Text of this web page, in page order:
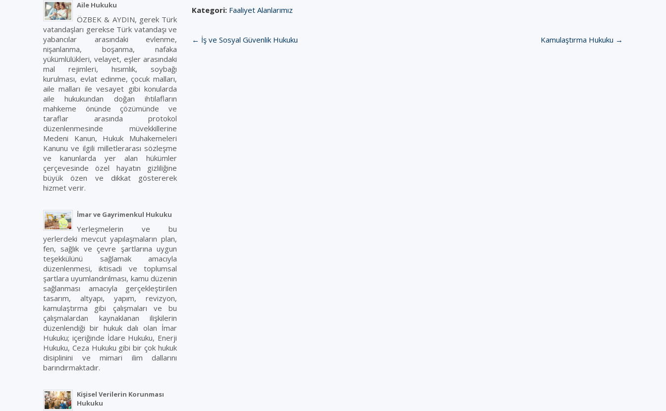
Aile Hukuku
ÖZBEK & AYDIN, gerek Türk
vatandaşları gerekse Türk vatandaşı ve
yabancılar arasındaki evlenme,
nişanlanma, boşanma, nafaka
yükümlülükleri, velayet, eşler arasındaki
mal rejimleri, hısımlık, soybağı
kurulması, evlat edinme, çocuk malları,
aile malları ile vesayet gibi konularda
aile hukukundan doğan ihtilafların
mahkeme önünde çözümünde ve
taraflar arasında protokol
düzenlenmesinde müvekkillerine
Medeni Kanun, Hukuk Muhakemeleri
Kanunu ve ilgili milletlerarası sözleşme
ve kanunlarda yer alan hükümler
çerçevesinde özel hayatın gizliliğine
büyük özen ve dikkat göstererek
hizmet verir.
İmar ve Gayrimenkul Hukuku
Yerleşmelerin ve bu
yerlerdeki mevcut yapılaşmaların plan,
fen, sağlık ve çevre şartlarına uygun
teşekkülünü sağlamak amacıyla
düzenlenmesi, iktisadi ve toplumsal
şartlara uyumlandırılması, kamu düzenin
sağlanması amacıyla gerçekleştirilen
tasarım, altyapı, yapım, revizyon,
kamulaştırma gibi çalışmaları ve bu
çalışmalardan kaynaklanan ilişkilerin
düzenlendiği bir hukuk dalı olan İmar
Hukuku; içeriğinde İdare Hukuku, Enerji
Hukuku, Ceza Hukuku gibi bir çok hukuk
disiplinini ve mimari ilim dallarını
barındırmaktadır.
Kişisel Verilerin Korunması
Hukuku
Kategori: Faaliyet Alanlarımız
Kamulaştırma Hukuku →
← İş ve Sosyal Güvenlik Hukuku